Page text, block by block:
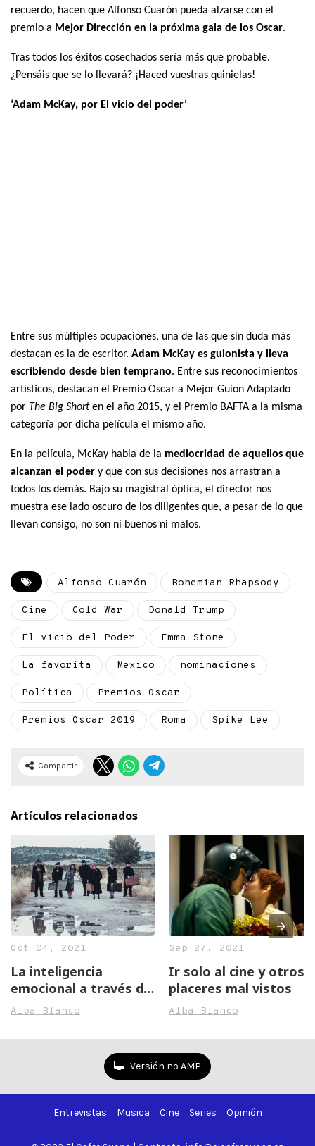
recuerdo, hacen que Alfonso Cuarón pueda alzarse con el
premio a Mejor Dirección en la próxima gala de los Oscar.
Tras todos los éxitos cosechados sería más que probable.
¿Pensáis que se lo llevará? ¡Haced vuestras quinielas!
‘Adam McKay, por El vicio del poder’
Entre sus múltiples ocupaciones, una de las que sin duda más
destacan es la de escritor. Adam McKay es guionista y lleva
escribiendo desde bien temprano. Entre sus reconocimientos
artísticos, destacan el Premio Oscar a Mejor Guion Adaptado
por The Big Shorten el año 2015, y el Premio BAFTA a la misma
categoría por dicha película el mismo año.
En la película, McKay habla de la mediocridad de aquellos que
alcanzan el poder y que con sus decisiones nos arrastran a
todos los demás. Bajo su magistral óptica, el director nos
muestra ese lado oscuro de los diligentes que, a pesar de lo que
llevan consigo, no son ni buenos ni malos.
Alfonso Cuarón Bohemian Rhapsody
Cine Cold War Donald Trump
El vicio del Poder Emma Stone
La favorita Mexico nominaciones
Política Premios Oscar
Premios Oscar 2019 Roma Spike Lee
Compartir
Artículos relacionados
Oct 04, 2021
La inteligencia
emocional a través de
la cultura
Alba Blanco
Sep 27, 2021
Ir solo al cine y otros
placeres mal vistos
Alba Blanco
Versión no AMP
Entrevistas Musica Cine Series Opinión